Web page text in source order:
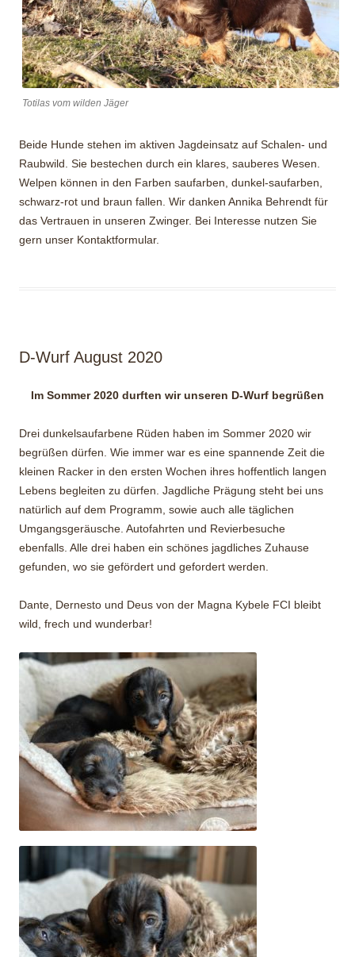
Totilas vom wilden Jäger
Beide Hunde stehen im aktiven Jagdeinsatz auf Schalen- und
Raubwild. Sie bestechen durch ein klares, sauberes Wesen.
Welpen können in den Farben saufarben, dunkel-saufarben,
schwarz-rot und braun fallen. Wir danken Annika Behrendt für
das Vertrauen in unseren Zwinger. Bei Interesse nutzen Sie
gern unser Kontaktformular.
D-Wurf August 2020
Im Sommer 2020 durften wir unseren D-Wurf begrüßen
Drei dunkelsaufarbene Rüden haben im Sommer 2020 wir
begrüßen dürfen. Wie immer war es eine spannende Zeit die
kleinen Racker in den ersten Wochen ihres hoffentlich langen
Lebens begleiten zu dürfen. Jagdliche Prägung steht bei uns
natürlich auf dem Programm, sowie auch alle täglichen
Umgangsgeräusche. Autofahrten und Revierbesuche
ebenfalls. Alle drei haben ein schönes jagdliches Zuhause
gefunden, wo sie gefördert und gefordert werden.
Dante, Dernesto und Deus von der Magna Kybele FCI bleibt
wild, frech und wunderbar!